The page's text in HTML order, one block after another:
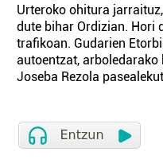
Urteroko ohitura
dute bihar Ordizian. Hori
trafikoan. Gudarien
autoentzat, arboledarako
Joseba Rezola